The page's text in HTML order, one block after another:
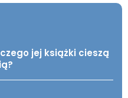
jej książki cieszą